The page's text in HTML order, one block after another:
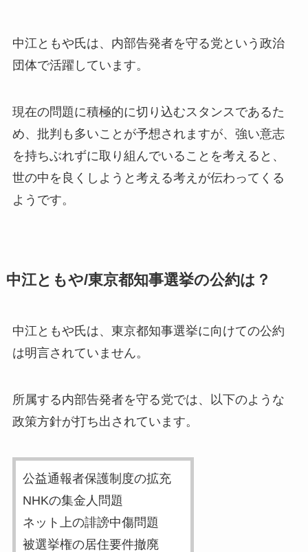
中江ともや氏は、内部告発者を守る党という政治
団体で活躍しています。
現在の問題に積極的に切り込むスタンスであるた
め、批判も多いことが予想されますが、強い意志
を持ちぶれずに取り組んでいることを考えると、
世の中を良くしようと考える考えが伝わってくる
ようです。
中江ともや/東京都知事選挙の公約は？
中江ともや氏は、東京都知事選挙に向けての公約
は明言されていません。
所属する内部告発者を守る党では、以下のような
政策方針が打ち出されています。
公益通報者保護制度の拡充
NHKの集金人問題
ネット上の誹謗中傷問題
被選挙権の居住要件撤廃